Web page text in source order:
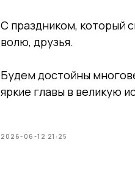
С праздником, который
волю, друзья.
Будем достойны
яркие главы в великую
2026-06-12 21:25